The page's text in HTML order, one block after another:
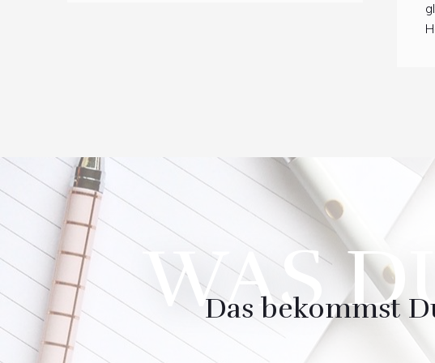
WAS
Das bekommst